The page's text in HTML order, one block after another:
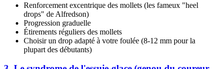
Renforcement excentrique des mollets (les fameux "heel
drops" de Alfredson)
Progression graduelle
Étirements réguliers des mollets
Choisir un drop adapté à votre foulée (8-12 mm pour la
plupart des débutants)